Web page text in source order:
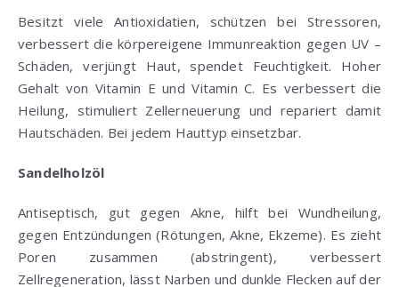
Besitzt viele Antioxidatien, schützen bei Stressoren,
verbessert die körpereigene Immunreaktion gegen UV –
Schäden, verjüngt Haut, spendet Feuchtigkeit. Hoher
Gehalt von Vitamin E und Vitamin C. Es verbessert die
Heilung, stimuliert Zellerneuerung und repariert damit
Hautschäden. Bei jedem Hauttyp einsetzbar.
Sandelholzöl
Antiseptisch, gut gegen Akne, hilft bei Wundheilung,
gegen Entzündungen (Rötungen, Akne, Ekzeme). Es zieht
Poren zusammen (abstringent), verbessert
Zellregeneration, lässt Narben und dunkle Flecken auf der